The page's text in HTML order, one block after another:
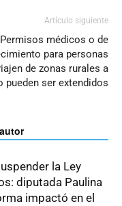
Artículo siguiente
Permisos médicos o de
para personas
de zonas rurales a
pueden ser extendidos
la Ley
diputada Paulina
impactó en el